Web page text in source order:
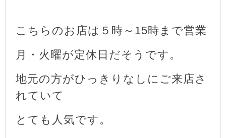
こちらのお店は５時～15時まで営業
月・火曜が定休日だそうです。
地元の方がひっきりなしにご来店さ
れていて
とても人気です。